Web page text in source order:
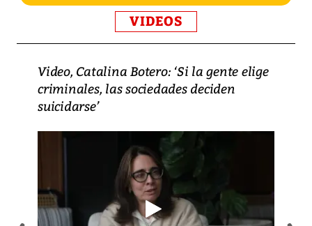
VIDEOS
Video, Catalina Botero: ‘Si la gente elige
criminales, las sociedades deciden
suicidarse’